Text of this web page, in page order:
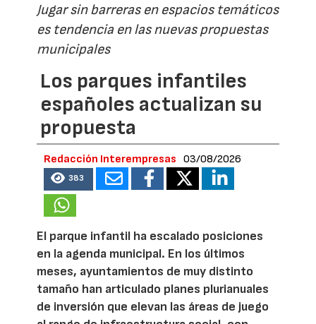
Jugar sin barreras en espacios temáticos
es tendencia en las nuevas propuestas
municipales
Los parques infantiles
españoles actualizan su
propuesta
Redacción Interempresas 03/08/2026
383
El parque infantil ha escalado posiciones
en la agenda municipal. En los últimos
meses, ayuntamientos de muy distinto
tamaño han articulado planes plurianuales
de inversión que elevan las áreas de juego